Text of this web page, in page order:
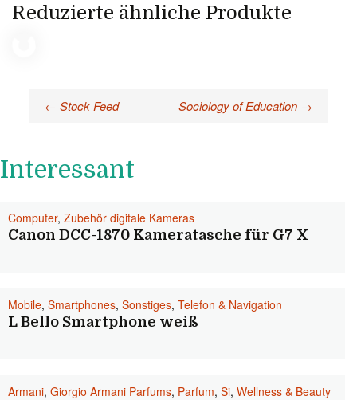
Reduzierte ähnliche Produkte
Beitragsnavigation
← Stock Feed Sociology of Education →
Interessant
Computer, Zubehör digitale Kameras
Canon DCC-1870 Kameratasche für G7 X
Mobile, Smartphones, Sonstiges, Telefon & Navigation
L Bello Smartphone weiß
Armani, Giorgio Armani Parfums, Parfum, Si, Wellness & Beauty